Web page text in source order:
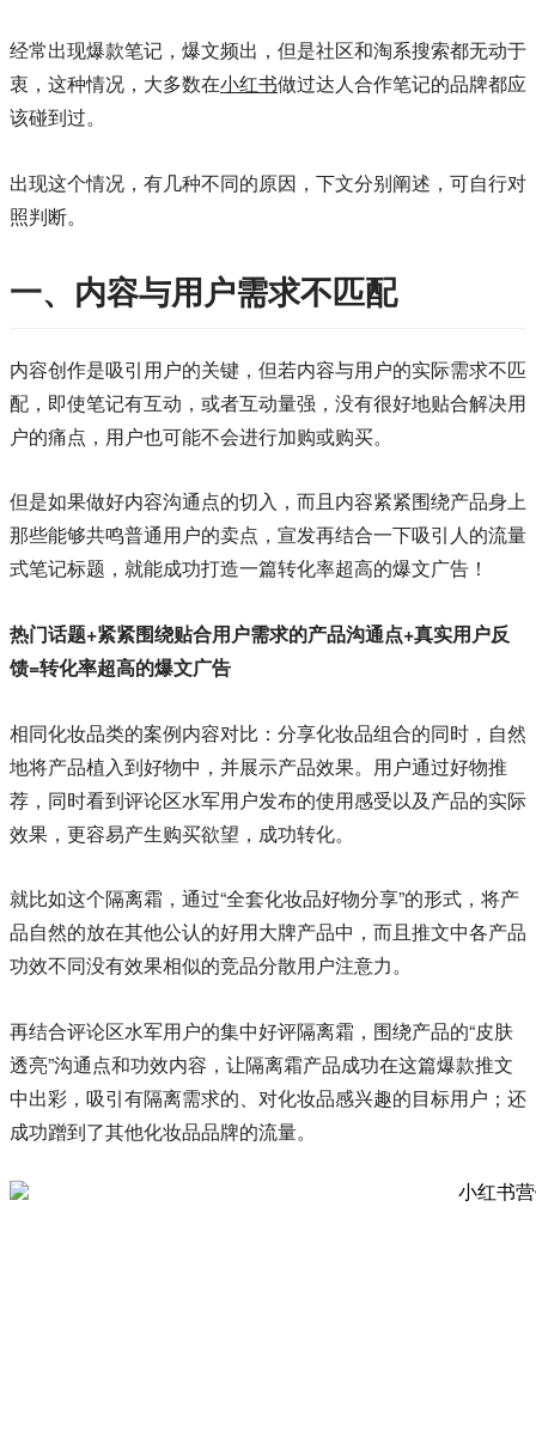
经常出现爆款笔记，爆文频出，但是社区和淘系搜索都无动于
衷，这种情况，大多数在小红书做过达人合作笔记的品牌都应
该碰到过。
出现这个情况，有几种不同的原因，下文分别阐述，可自行对
照判断。
一、内容与用户需求不匹配
内容创作是吸引用户的关键，但若内容与用户的实际需求不匹
配，即使笔记有互动，或者互动量强，没有很好地贴合解决用
户的痛点，用户也可能不会进行加购或购买。
但是如果做好内容沟通点的切入，而且内容紧紧围绕产品身上
那些能够共鸣普通用户的卖点，宣发再结合一下吸引人的流量
式笔记标题，就能成功打造一篇转化率超高的爆文广告！
热门话题+紧紧围绕贴合用户需求的产品沟通点+真实用户反
馈=转化率超高的爆文广告
相同化妆品类的案例内容对比：分享化妆品组合的同时，自然
地将产品植入到好物中，并展示产品效果。用户通过好物推
荐，同时看到评论区水军用户发布的使用感受以及产品的实际
效果，更容易产生购买欲望，成功转化。
就比如这个隔离霜，通过“全套化妆品好物分享”的形式，将产
品自然的放在其他公认的好用大牌产品中，而且推文中各产品
功效不同没有效果相似的竞品分散用户注意力。
再结合评论区水军用户的集中好评隔离霜，围绕产品的“皮肤
透亮”沟通点和功效内容，让隔离霜产品成功在这篇爆款推文
中出彩，吸引有隔离需求的、对化妆品感兴趣的目标用户；还
成功蹭到了其他化妆品品牌的流量。